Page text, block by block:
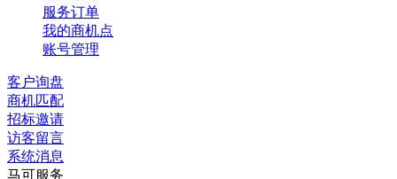
服务订单
我的商机点
账号管理
客户询盘
商机匹配
招标邀请
访客留言
系统消息
马可服务